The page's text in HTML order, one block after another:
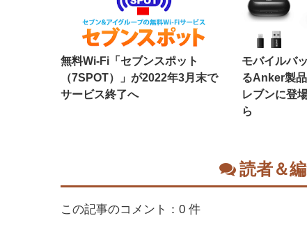
無料Wi-Fi「セブンスポット
（7SPOT）」が2022年3月末で
サービス終了へ
モバイルバ
るAnker製
レブンに登
ら
読者＆
この記事のコメント：0 件